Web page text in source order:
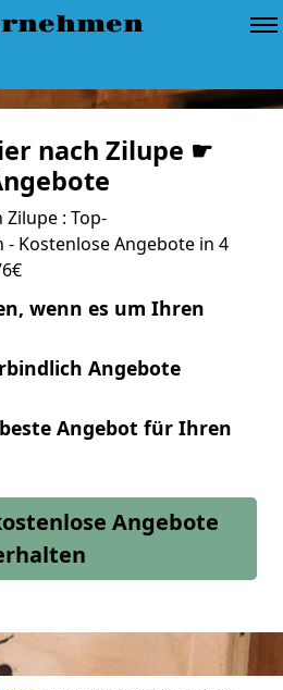
nach Zilupe ☛
: Top-
Kostenlose Angebote in 4
wenn es um Ihren
Angebote
Angebot für Ihren
Angebote